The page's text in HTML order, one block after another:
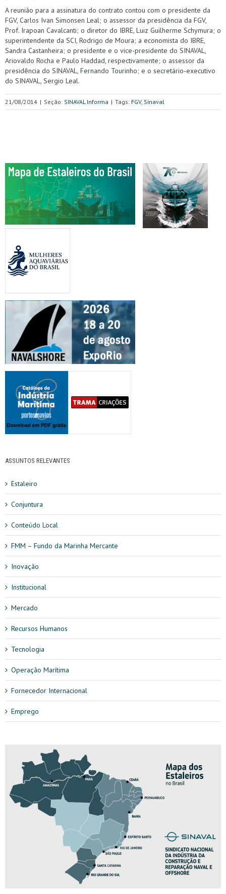
A reunião para a assinatura do contrato contou com o presidente da
FGV, Carlos Ivan Simonsen Leal; o assessor da presidência da FGV,
Prof. Irapoan Cavalcanti; o diretor do IBRE, Luiz Guilherme Schymura; o
superintendente da SCI, Rodrigo de Moura; a economista do IBRE,
Sandra Castanheira; o presidente e o vice-presidente do SINAVAL,
Ariovaldo Rocha e Paulo Haddad, respectivamente; o assessor da
presidência do SINAVAL, Fernando Tourinho; e o secretário-executivo
do SINAVAL, Sergio Leal.
21/08/2014 | Seção: SINAVAL Informa | Tags: FGV, Sinaval
ASSUNTOS RELEVANTES
Estaleiro
Conjuntura
Conteúdo Local
FMM – Fundo da Marinha Mercante
Inovação
Institucional
Mercado
Recursos Humanos
Tecnologia
Operação Marítima
Fornecedor Internacional
Emprego